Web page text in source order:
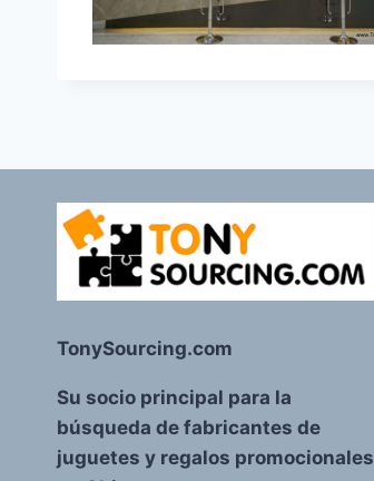
TonySourcing.com
Su socio principal para la
búsqueda de fabricantes de
juguetes y regalos promocionales